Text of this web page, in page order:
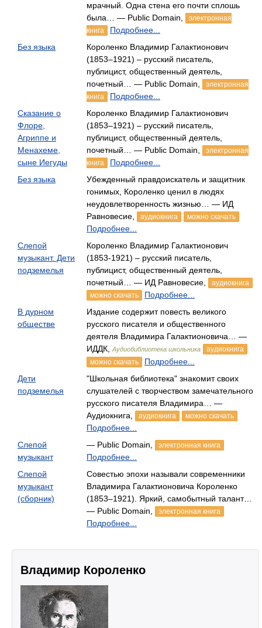
мрачный. Одна стена его почти сплошь
была… — Public Domain,
электронная
книга
Подробнее...
Без языка
Короленко Владимир Галактионович
(1853–1921) – русский писатель,
публицист, общественный деятель,
почетный… — Public Domain,
электронная
книга
Подробнее...
Сказание о
Флоре,
Агриппе и
Менахеме,
сыне Иегуды
Короленко Владимир Галактионович
(1853–1921) – русский писатель,
публицист, общественный деятель,
почетный… — Public Domain,
электронная
книга
Подробнее...
Без языка
Убежденный правдоискатель и защитник
гонимых, Короленко ценил в людях
неудовлетворенность жизнью… — ИД
Равновесие,
аудиокнига можно скачать
Подробнее...
Слепой
музыкант. Дети
подземелья
Короленко Владимир Галактионович
(1853-1921) – русский писатель,
публицист, общественный деятель,
почетный… — ИД Равновесие,
аудиокнига
можно скачать
Подробнее...
В дурном
обществе
Издание содержит повесть великого
русского писателя и общественного
деятеля Владимира Галактионовича… —
ИДДК,
Аудиобиблиотека школьника
аудиокнига
можно скачать
Подробнее...
Дети
подземелья
"Школьная библиотека" знакомит своих
слушателей с творчеством замечательного
русского писателя Владимира… —
Аудиокнига,
аудиокнига можно скачать
Подробнее...
Слепой
музыкант
— Public Domain, электронная книга
Подробнее...
Слепой
музыкант
(сборник)
Совестью эпохи называли современники
Владимира Галактионовича Короленко
(1853–1921). Яркий, самобытный талант…
— Public Domain,
электронная книга
Подробнее...
Владимир Короленко